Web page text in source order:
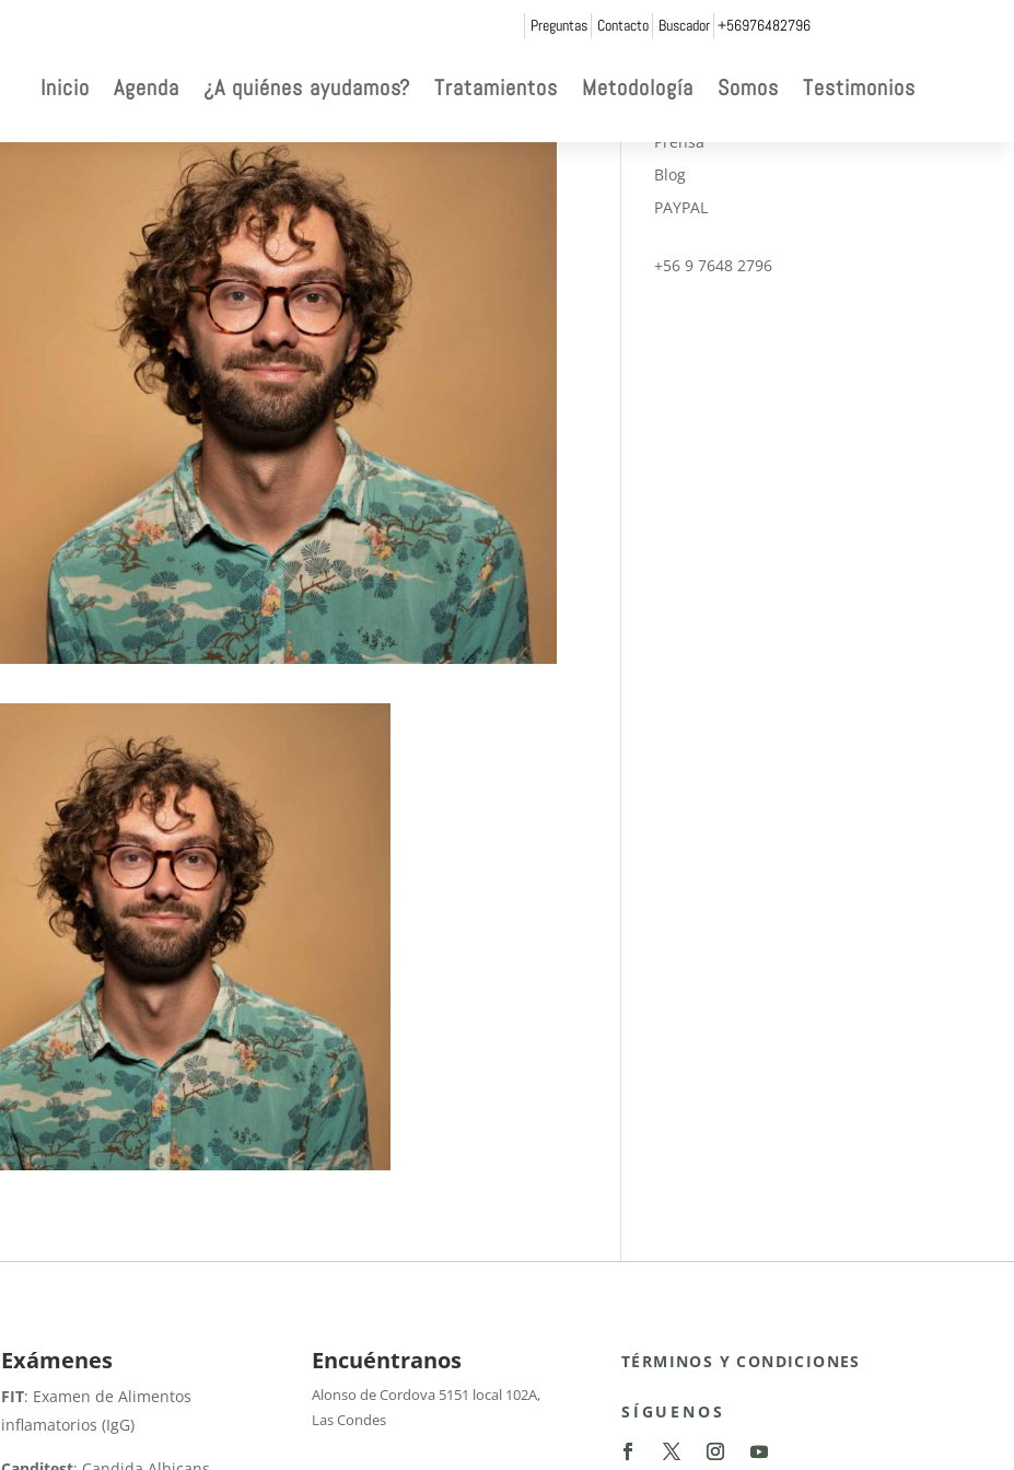
Preguntas Contacto Buscador +56976482796
Inicio Agenda ¿A quiénes ayudamos? Tratamientos Metodología Somos Testimonios
Prensa
Blog
PAYPAL
+56 9 7648 2796
Exámenes
FIT: Examen de Alimentos
inflamatorios (IgG)
Encuéntranos
Alonso de Cordova 5151 local 102A,
Las Condes
TÉRMINOS Y CONDICIONES
SÍGUENOS